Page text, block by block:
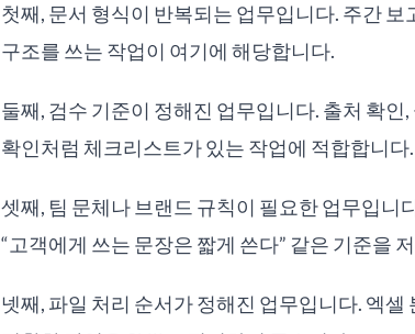
첫째, 문서 형식이 반복되는 업무입니다. 주간
구조를 쓰는 작업이 여기에 해당합니다.
둘째, 검수 기준이 정해진 업무입니다. 출처 확인
확인처럼 체크리스트가 있는 작업에 적합합니다.
셋째, 팀 문체나 브랜드 규칙이 필요한 업무입니
“고객에게 쓰는 문장은 짧게 쓴다” 같은 기준을
넷째, 파일 처리 순서가 정해진 업무입니다. 엑